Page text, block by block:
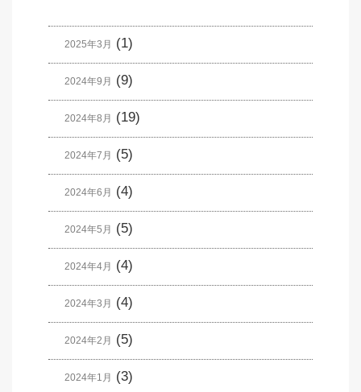
2025年3月 (1)
2024年9月 (9)
2024年8月 (19)
2024年7月 (5)
2024年6月 (4)
2024年5月 (5)
2024年4月 (4)
2024年3月 (4)
2024年2月 (5)
2024年1月 (3)